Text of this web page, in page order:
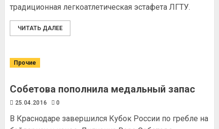
традиционная легкоатлетическая эстафета ЛГТУ.
ЧИТАТЬ ДАЛЕЕ
Прочие
Собетова пополнила медальный запас
25.04.2016 0
В Краснодаре завершился Кубок России по гребле на